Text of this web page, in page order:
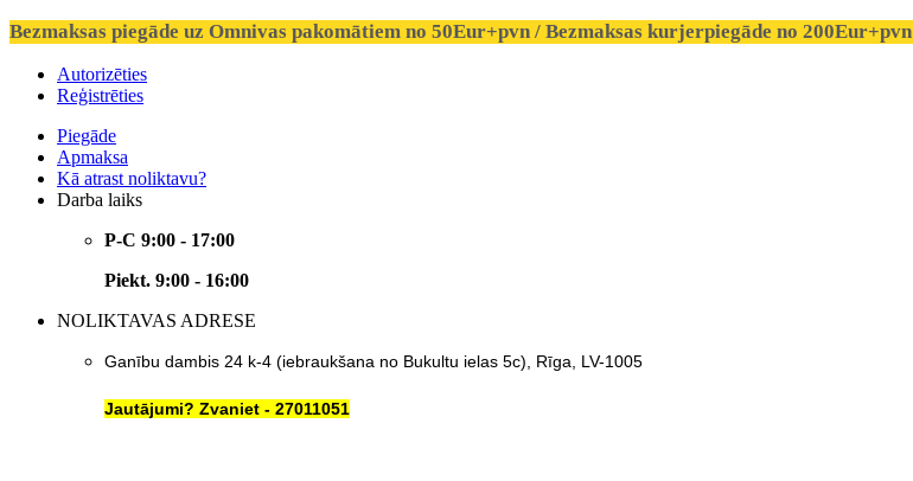
Bezmaksas piegāde uz Omnivas pakomātiem no 50Eur+pvn / Bezmaksas kurjerpiegāde no 200Eur+pvn
Autorizēties
Reģistrēties
Piegāde
Apmaksa
Kā atrast noliktavu?
Darba laiks
P-C 9:00 - 17:00
Piekt. 9:00 - 16:00
NOLIKTAVAS ADRESE
Ganību dambis 24 k-4 (iebraukšana no Bukultu ielas 5c), Rīga, LV-1005
Jautājumi? Zvaniet - 27011051